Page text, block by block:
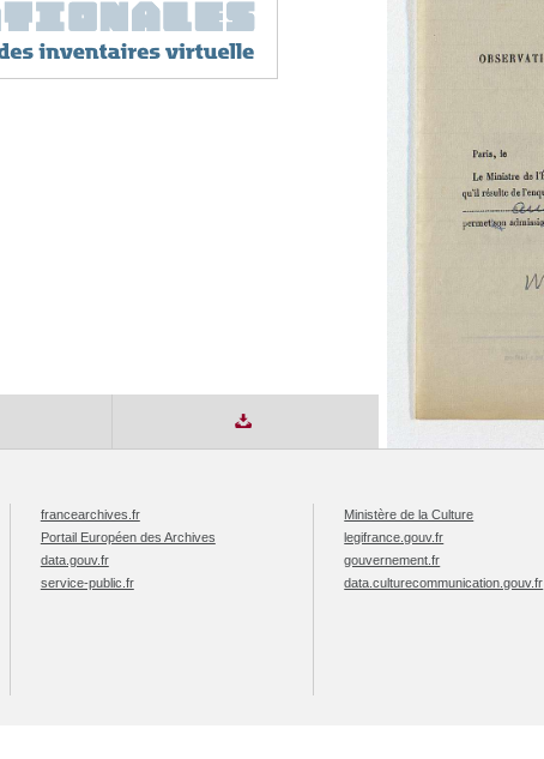
francearchives.fr
Portail Européen des Archives
data.gouv.fr
service-public.fr
Ministère de la Culture
legifrance.gouv.fr
gouvernement.fr
data.culturecommunication.gouv.fr